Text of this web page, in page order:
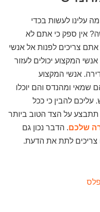
עלינו לעשות בכדי
אין ספק כי אתם לא
צריכים לפנות אל אנשי
המקצוע יכולים לעזור
אנשי המקצוע
שמאי ומהנדס והם יוכלו
עליכם להבין כי ככל
תתבצע על הצד הטוב ביותר
שלכם. הדבר נכון גם
צריכים לתת את הדעת.